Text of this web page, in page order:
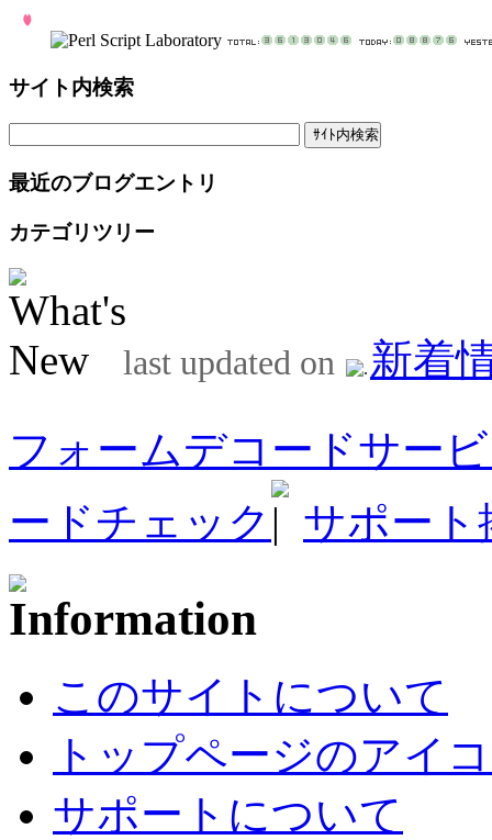
サイト内検索
最近のブログエントリ
カテゴリツリー
last updated on
新着
フォームデコードサー
ードチェック
サポート
このサイトについて
トップページのアイ
サポートについて